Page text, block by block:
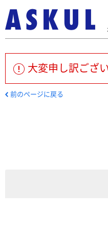
大変申し訳ござ
前のページに戻る